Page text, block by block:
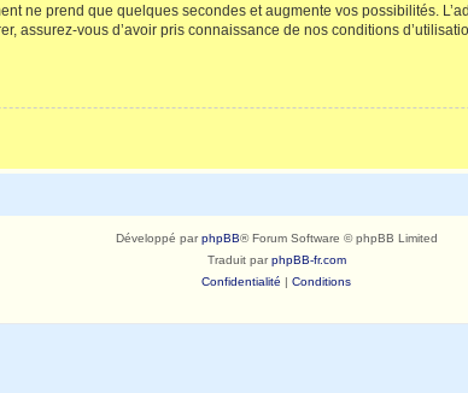
ne prend que quelques secondes et augmente vos possibilités.
assurez-vous d’avoir pris connaissance de nos conditions
Développé parphpBB® Forum Software © phpBB Limited
Traduit parphpBB-fr.com
Confidentialité | Conditions